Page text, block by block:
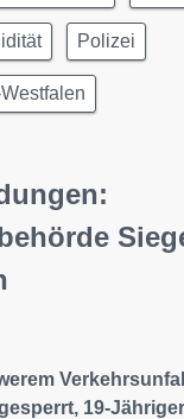
Polizei
19-Jähriger